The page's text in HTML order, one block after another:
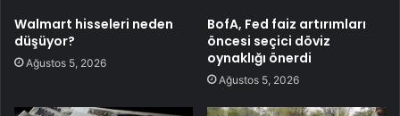
Walmart hisseleri neden
düşüyor?
Ağustos 5, 2026
BofA, Fed faiz artırımları
öncesi seçici döviz
oynaklığı önerdi
Ağustos 5, 2026